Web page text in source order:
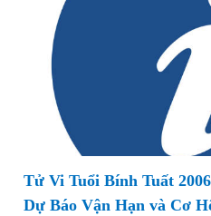
Tử Vi Tuổi Bính Tuất
Dự Báo Vận Hạn và Cơ